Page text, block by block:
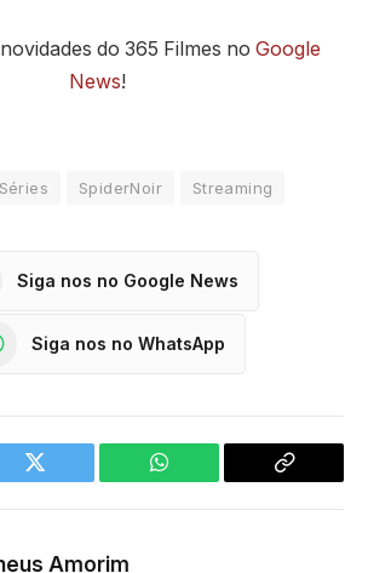
do 365 Filmes no Google
News!
Séries SpiderNoir Streaming
Siga nos no Google News
Siga nos no WhatsApp
Twitter WhatsApp
Copy
Amorim